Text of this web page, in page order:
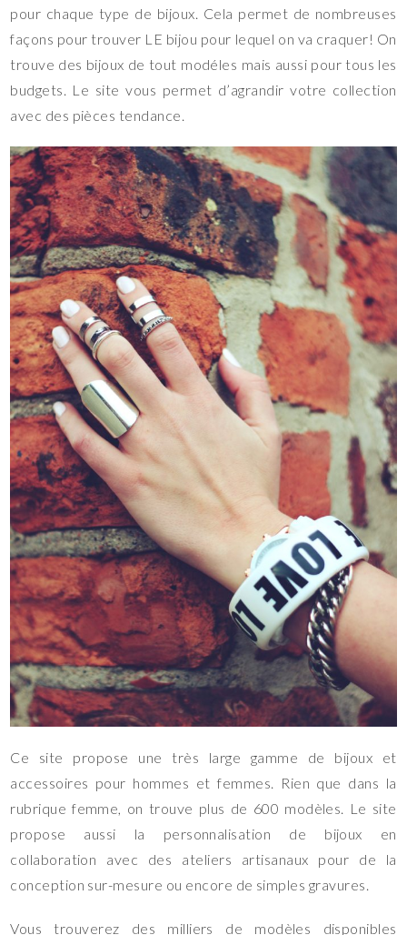
pour chaque type de bijoux. Cela permet de nombreuses
façons pour trouver LE bijou pour lequel on va craquer! On
trouve des bijoux de tout modéles mais aussi pour tous les
budgets. Le site vous permet d’agrandir votre collection
avec des pièces tendance.
Ce site propose une très large gamme de bijoux et
accessoires pour hommes et femmes. Rien que dans la
rubrique femme, on trouve plus de 600 modèles. Le site
propose aussi la personnalisation de bijoux en
collaboration avec des ateliers artisanaux pour de la
conception sur-mesure ou encore de simples gravures.
Vous trouverez des milliers de modèles disponibles